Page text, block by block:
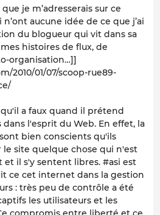
je m’adresserais sur ce
aucune idée de ce que j’ai
du blogueur qui vit dans sa
histoires de flux, de
organisation…]]
2010/01/07/scoop-rue89-
a faux quand il prétend
l'esprit du Web. En effet, la
bien conscients qu'ils
site quelque chose qui n'est
et il s'y sentent libres. #asi est
ce cet internet dans la gestion
: très peu de contrôle a été
les utilisateurs et les